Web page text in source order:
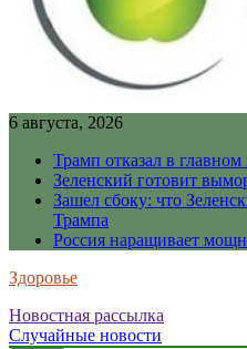
6 августа, 2026
Трамп отказал в
Зеленский готовит
Зашел сбоку: что
Трампа
Россия наращивает
Здоровье
Новостная рассылка
Случайные новости